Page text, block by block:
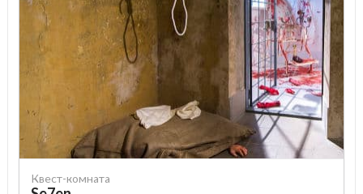
Квест-комната